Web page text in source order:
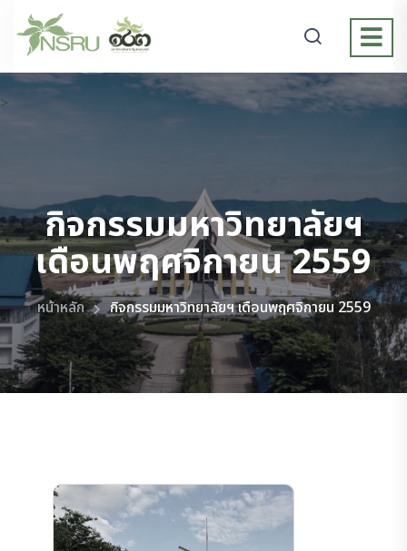
>
กิจกรรมมหาวิทยาลัยฯ
เดือนพฤศจิกายน 2559
หน้าหลัก กิจกรรมมหาวิทยาลัยฯ เดือนพฤศจิกายน 2559